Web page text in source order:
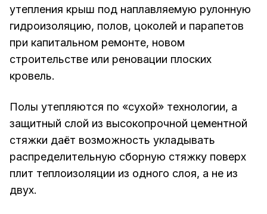
утепления крыш под наплавляемую рулонную
гидроизоляцию, полов, цоколей и парапетов
при капитальном ремонте, новом
строительстве или реновации плоских
кровель.
Полы утепляются по «сухой» технологии, а
защитный слой из высокопрочной цементной
стяжки даёт возможность укладывать
распределительную сборную стяжку поверх
плит теплоизоляции из одного слоя, а не из
двух.